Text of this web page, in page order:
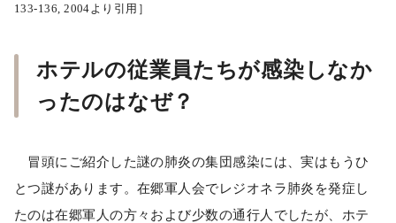
133-136, 2004より引用］
ホテルの従業員たちが感染しなか
ったのはなぜ？
冒頭にご紹介した謎の肺炎の集団感染には、実はもうひ
とつ謎があります。在郷軍人会でレジオネラ肺炎を発症し
たのは在郷軍人の方々および少数の通行人でしたが、ホテ